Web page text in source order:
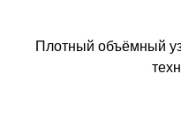
Плотный объёмный